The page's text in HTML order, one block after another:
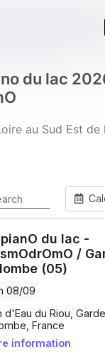
du lac
au Sud Est de